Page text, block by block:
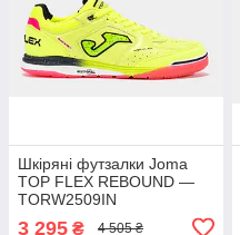
Шкіряні футзалки Joma
TOP FLEX REBOUND —
TORW2509IN
3 295 ₴ 4 505 ₴